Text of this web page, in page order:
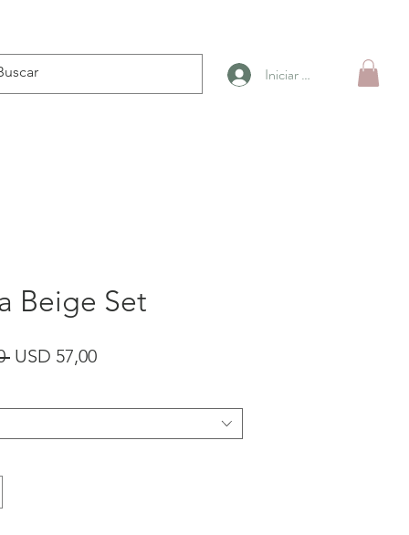
Iniciar sesión
Beige Set
Precio
USD 57,00Precio